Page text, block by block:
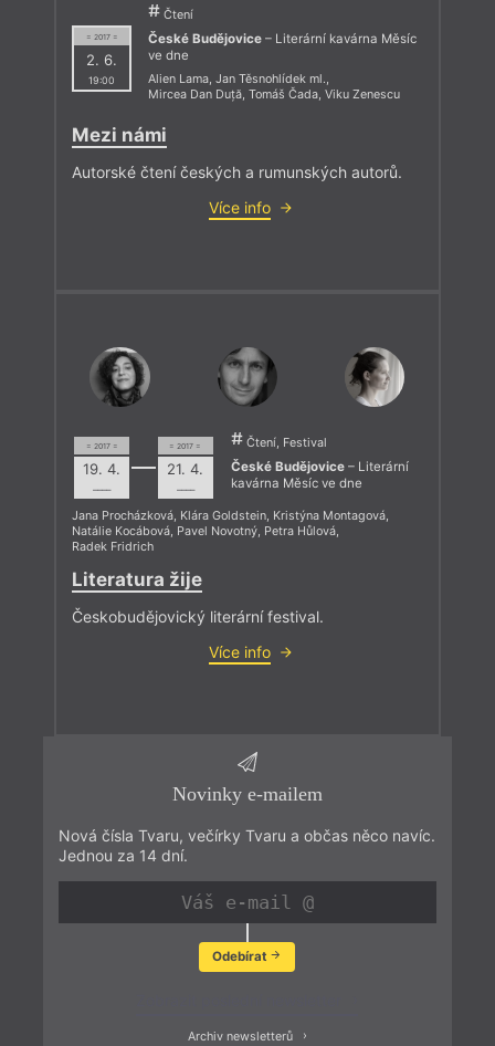
= 2017 =
2. 6.
19:00
Čtení
České Budějovice – Literární kavárna Měsíc
ve dne
Alien Lama, Jan Těsnohlídek ml.,
Mircea Dan Duță, Tomáš Čada, Viku Zenescu
Mezi námi
Autorské čtení českých a rumunských autorů.
Více info
= 2017 =
19. 4.
––––
= 2017 =
21. 4.
––––
Čtení, Festival
České Budějovice – Literární
kavárna Měsíc ve dne
Jana Procházková, Klára Goldstein, Kristýna Montagová,
Natálie Kocábová, Pavel Novotný, Petra Hůlová,
Radek Fridrich
Literatura žije
Českobudějovický literární festival.
Více info
Novinky e-mailem
Nová čísla Tvaru, večírky Tvaru a občas něco navíc.
Jednou za 14 dní.
Odebírat
Archiv newsletterů